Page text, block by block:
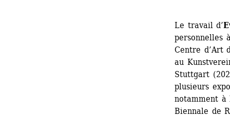
Le travail d’
personnelles
Centre d’Art
au
Stuttgart
plusieurs
notamment
Biennale de